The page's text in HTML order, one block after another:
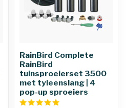
RainBird Complete
RainBird
tuinsproeierset 3500
met tyleenslang | 4
pop-up sproeiers